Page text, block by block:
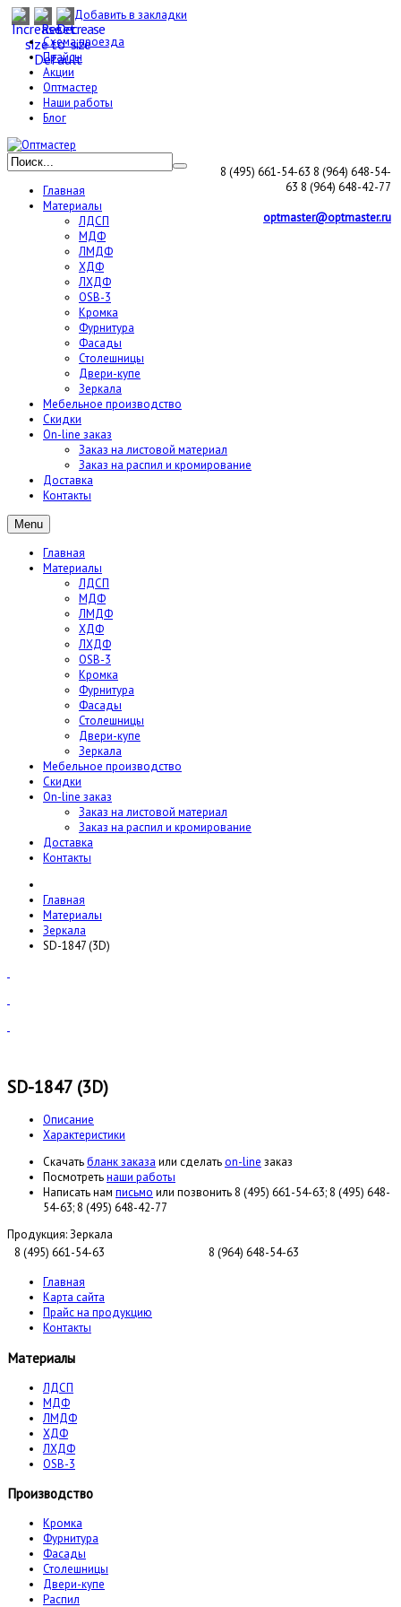
Добавить в закладки
Схема проезда
Прайсы
Акции
Оптмастер
Наши работы
Блог
8 (495) 661-54-63 8 (964) 648-54-
63 8 (964) 648-42-77
optmaster@optmaster.ru
Главная
Материалы
ЛДСП
МДФ
ЛМДФ
ХДФ
ЛХДФ
OSB-3
Кромка
Фурнитура
Фасады
Столешницы
Двери-купе
Зеркала
Мебельное производство
Скидки
On-line заказ
Заказ на листовой материал
Заказ на распил и кромирование
Доставка
Контакты
Menu
Главная
Материалы
ЛДСП
МДФ
ЛМДФ
ХДФ
ЛХДФ
OSB-3
Кромка
Фурнитура
Фасады
Столешницы
Двери-купе
Зеркала
Мебельное производство
Скидки
On-line заказ
Заказ на листовой материал
Заказ на распил и кромирование
Доставка
Контакты
Главная
Материалы
Зеркала
SD-1847 (3D)
SD-1847 (3D)
Описание
Характеристики
Cкачатьбланк заказа или сделатьon-line заказ
Посмотретьнаши работы
Написать нам письмо или позвонить 8 (495) 661-54-63; 8 (495) 648-
54-63; 8 (495) 648-42-77
Продукция:Зеркала
8 (495) 661-54-63
8 (964) 648-54-63
Главная
Карта сайта
Прайс на продукцию
Контакты
Материалы
ЛДСП
МДФ
ЛМДФ
ХДФ
ЛХДФ
OSB-3
Производство
Кромка
Фурнитура
Фасады
Столешницы
Двери-купе
Распил